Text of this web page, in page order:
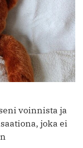
voinnista ja
joka ei